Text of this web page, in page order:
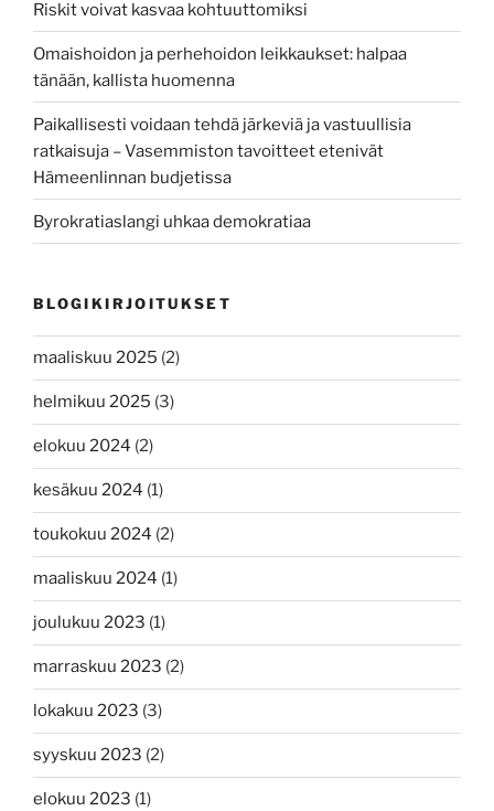
Riskit voivat kasvaa kohtuuttomiksi
Omaishoidon ja perhehoidon leikkaukset: halpaa
tänään, kallista huomenna
Paikallisesti voidaan tehdä järkeviä ja vastuullisia
ratkaisuja – Vasemmiston tavoitteet etenivät
Hämeenlinnan budjetissa
Byrokratiaslangi uhkaa demokratiaa
BLOGIKIRJOITUKSET
maaliskuu 2025 (2)
helmikuu 2025 (3)
elokuu 2024 (2)
kesäkuu 2024 (1)
toukokuu 2024 (2)
maaliskuu 2024 (1)
joulukuu 2023 (1)
marraskuu 2023 (2)
lokakuu 2023 (3)
syyskuu 2023 (2)
elokuu 2023 (1)